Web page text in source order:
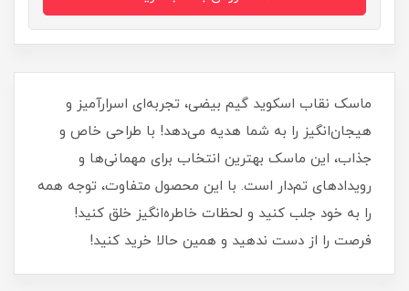
ماسک نقاب اسکوید گیم بیضی، تجربه‌ای اسرارآمیز و
هیجان‌انگیز را به شما هدیه می‌دهد! با طراحی خاص و
جذاب، این ماسک بهترین انتخاب برای مهمانی‌ها و
رویدادهای تم‌دار است. با این محصول متفاوت، توجه همه
را به خود جلب کنید و لحظات خاطره‌انگیز خلق کنید!
فرصت را از دست ندهید و همین حالا خرید کنید!